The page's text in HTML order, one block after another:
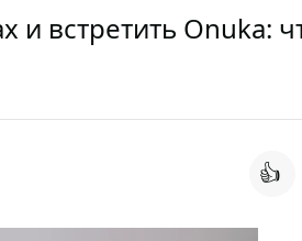
и встретить Onuka:
👍